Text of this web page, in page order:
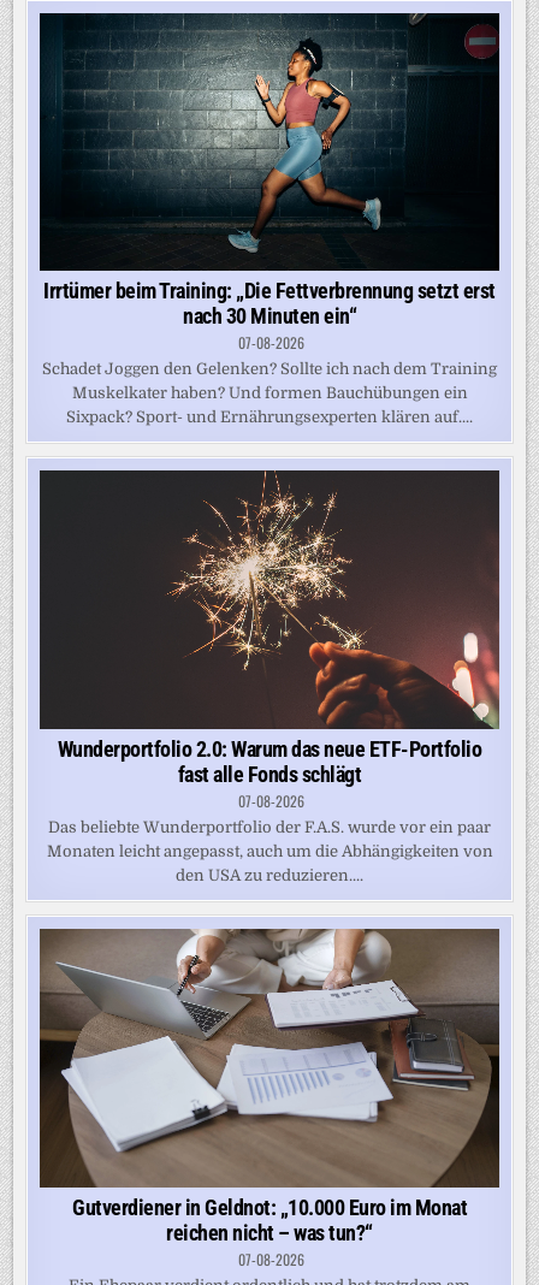
Irrtümer beim Training: „Die Fettverbrennung setzt erst
nach 30 Minuten ein“
07-08-2026
Schadet Joggen den Gelenken? Sollte ich nach dem Training
Muskelkater haben? Und formen Bauchübungen ein
Sixpack? Sport- und Ernährungsexperten klären auf....
Wunderportfolio 2.0: Warum das neue ETF-Portfolio
fast alle Fonds schlägt
07-08-2026
Das beliebte Wunderportfolio der F.A.S. wurde vor ein paar
Monaten leicht angepasst, auch um die Abhängigkeiten von
den USA zu reduzieren....
Gutverdiener in Geldnot: „10.000 Euro im Monat
reichen nicht – was tun?“
07-08-2026